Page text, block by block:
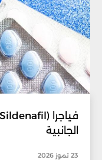
الجانبية
23 تموز 2026